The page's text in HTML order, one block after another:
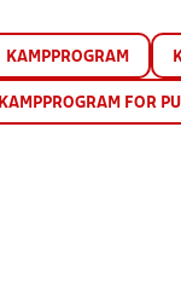
KAMPPROGRAM
KAMPPROGRAM FOR